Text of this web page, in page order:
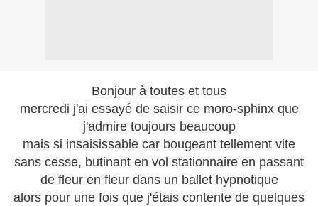
Bonjour à toutes et tous
mercredi j'ai essayé de saisir ce moro-sphinx que
j'admire toujours beaucoup
mais si insaisissable car bougeant tellement vite
sans cesse, butinant en vol stationnaire en passant
de fleur en fleur dans un ballet hypnotique
alors pour une fois que j'étais contente de quelques